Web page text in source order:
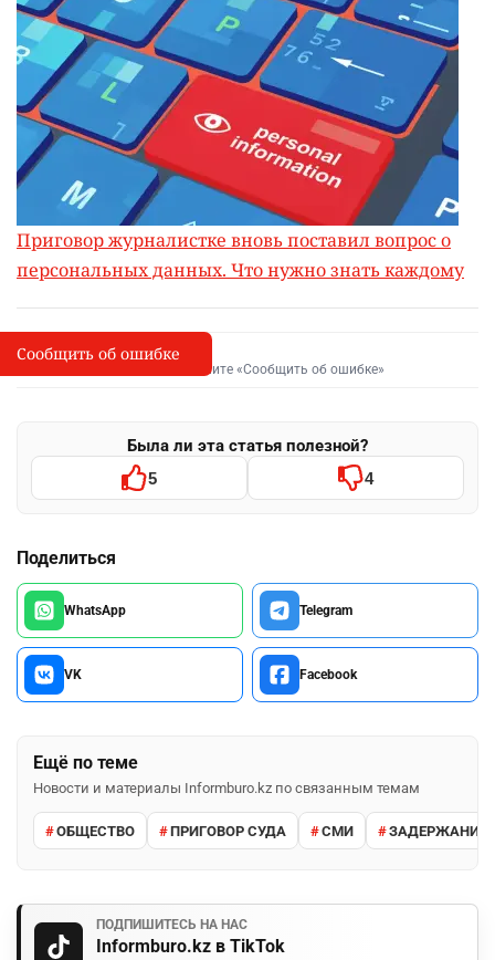
Приговор журналистке вновь поставил вопрос о
персональных данных. Что нужно знать каждому
I
Сообщить об опечатке
Выделите фрагмент и нажмите «Сообщить об ошибке»
Была ли эта статья полезной?
5 4
Поделиться
WhatsApp Telegram
VK Facebook
Ещё по теме
Новости и материалы Informburo.kz по связанным темам
ОБЩЕСТВО ПРИГОВОР СУДА СМИ ЗАДЕРЖАНИЕ
ПОДПИШИТЕСЬ НА НАС
Informburo.kz в TikTok
Сообщить об ошибке